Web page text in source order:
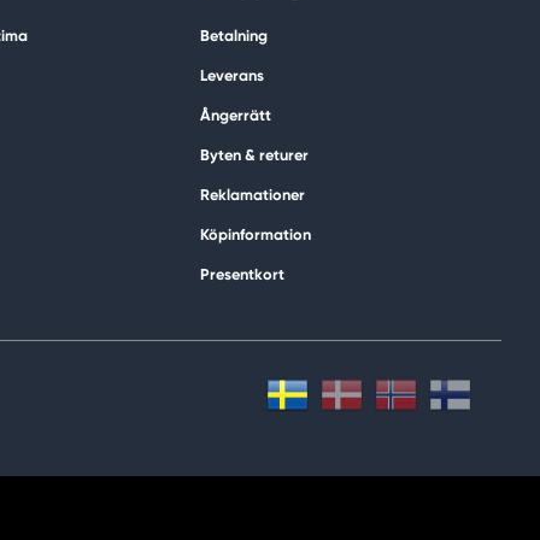
Betalning
Leverans
Ångerrätt
Byten & returer
Reklamationer
Köpinformation
Presentkort